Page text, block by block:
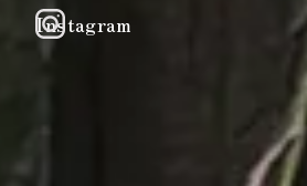
Instagram